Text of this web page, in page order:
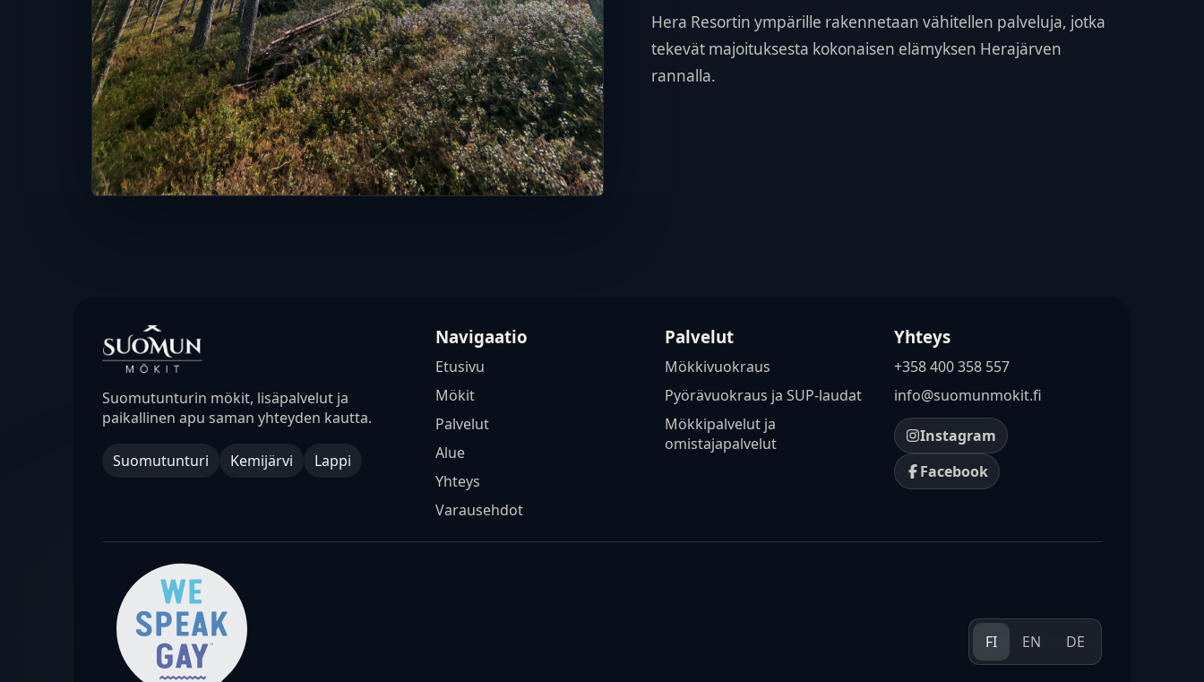
Hera Resortin ympärille rakennetaan vähitellen palveluja, jotka
tekevät majoituksesta kokonaisen elämyksen Herajärven
rannalla.
Suomutunturin mökit, lisäpalvelut ja
paikallinen apu saman yhteyden kautta.
Suomutunturi Kemijärvi Lappi
Navigaatio
Etusivu
Mökit
Palvelut
Alue
Yhteys
Varausehdot
Palvelut
Mökkivuokraus
Pyörävuokraus ja SUP-laudat
Mökkipalvelut ja
omistajapalvelut
Yhteys
+358 400 358 557
info@suomunmokit.fi
Instagram
Facebook
FI EN DE